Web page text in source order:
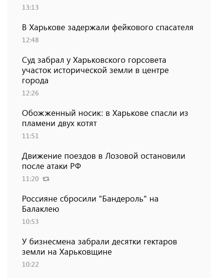
13:13
В Харькове задержали фейкового спасателя
12:48
Суд забрал у Харьковского горсовета
участок исторической земли в центре
города
12:26
Обожженный носик: в Харькове спасли из
пламени двух котят
11:51
Движение поездов в Лозовой остановили
после атаки РФ
11:20
Россияне сбросили "Бандероль" на
Балаклею
10:53
У бизнесмена забрали десятки гектаров
земли на Харьковщине
10:22